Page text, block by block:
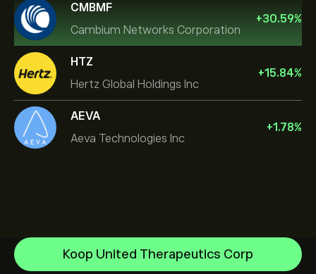
CMBMF
Cambium Networks Corporation
+30.59%
HTZ
Hertz Global Holdings Inc
+15.84%
AEVA
Aeva Technologies Inc
+1.78%
Koop United Therapeutics Corp
NVIDIA Corporation
Amazon.com Inc